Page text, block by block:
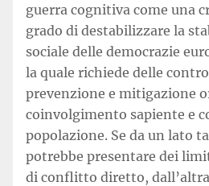
guerra cognitiva come una
grado di destabilizzare la
sociale delle democrazie
la quale richiede delle
prevenzione e mitigazione
coinvolgimento sapiente e
popolazione. Se da un lato
potrebbe presentare dei
di conflitto diretto,